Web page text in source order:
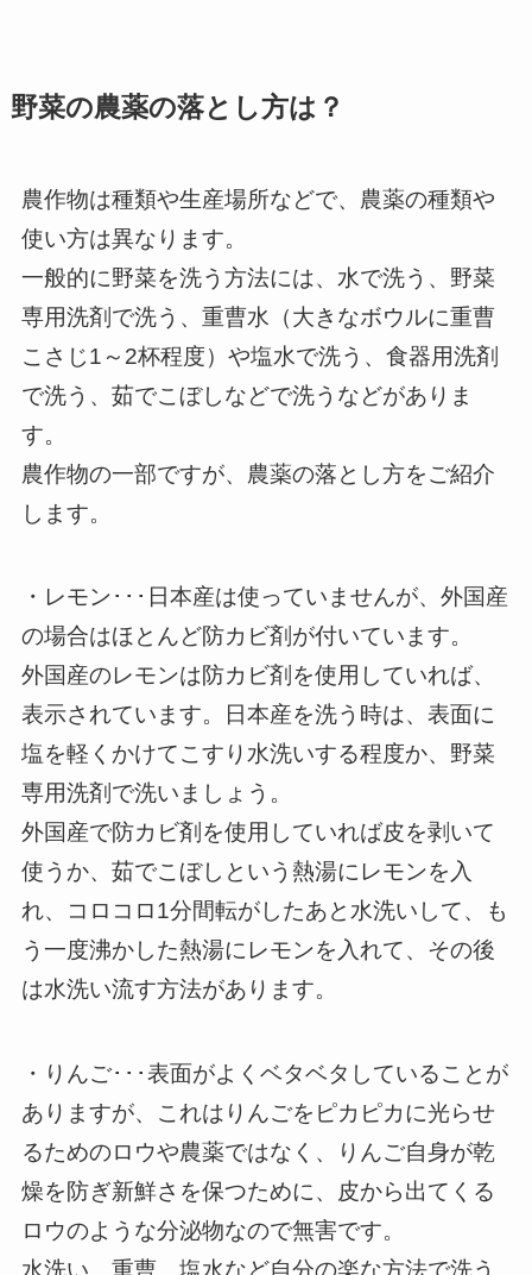
野菜の農薬の落とし方は？
農作物は種類や生産場所などで、農薬の種類や
使い方は異なります。
一般的に野菜を洗う方法には、水で洗う、野菜
専用洗剤で洗う、重曹水（大きなボウルに重曹
こさじ1～2杯程度）や塩水で洗う、食器用洗剤
で洗う、茹でこぼしなどで洗うなどがありま
す。
農作物の一部ですが、農薬の落とし方をご紹介
します。
・レモン･･･日本産は使っていませんが、外国産
の場合はほとんど防カビ剤が付いています。
外国産のレモンは防カビ剤を使用していれば、
表示されています。日本産を洗う時は、表面に
塩を軽くかけてこすり水洗いする程度か、野菜
専用洗剤で洗いましょう。
外国産で防カビ剤を使用していれば皮を剥いて
使うか、茹でこぼしという熱湯にレモンを入
れ、コロコロ1分間転がしたあと水洗いして、も
う一度沸かした熱湯にレモンを入れて、その後
は水洗い流す方法があります。
・りんご･･･表面がよくベタベタしていることが
ありますが、これはりんごをピカピカに光らせ
るためのロウや農薬ではなく、りんご自身が乾
燥を防ぎ新鮮さを保つために、皮から出てくる
ロウのような分泌物なので無害です。
水洗い、重曹、塩水など自分の楽な方法で洗う